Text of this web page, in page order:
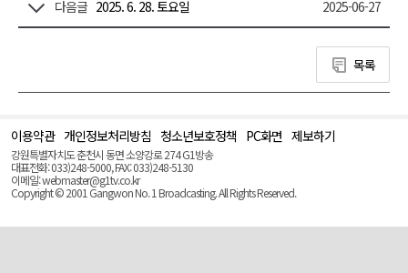
다음글 2025. 6. 28. 토요일 2025-06-27
목록
이용약관 개인정보처리방침 청소년보호정책 PC화면 제보하기
강원특별자치도 춘천시 동면 소양강로 274 G1방송
대표전화: 033)248-5000, FAX: 033)248-5130
이메일: webmaster@g1tv.co.kr
Copyright © 2001 Gangwon No. 1 Broadcasting. All Rights Reserved.